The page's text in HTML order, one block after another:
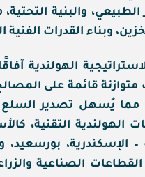
الطبيعي، والبنية
وبناء القدرات الفنية
الهولندية
قائمة على
مما يُسهل تصدير
الهولندية التقنية،
– الإسكندرية،
القطاعات الصناعية